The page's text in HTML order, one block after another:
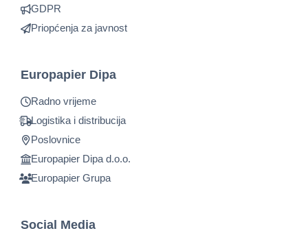
GDPR
Priopćenja za javnost
Europapier Dipa
Radno vrijeme
Logistika i distribucija
Poslovnice
Europapier Dipa d.o.o.
Europapier Grupa
Social Media